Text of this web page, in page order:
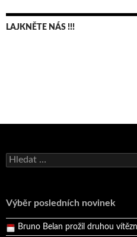
LAJKNĚTE NÁS !!!
Vyhledávání
Výběr posledních novinek
Bruno Belan se radoval z
Pražský přebor neskrblil
Bruno Belan prožil druhou